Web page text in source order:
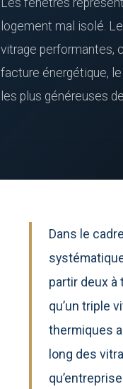
Les fenêtres
logement mal isolé.
vitrage performantes,
facture énergétique,
les plus généreuses
Dans le
partir deux à
qu’un triple
thermiques
long des